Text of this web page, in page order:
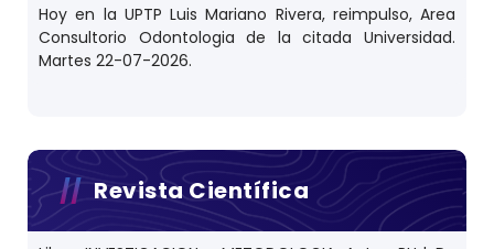
Hoy en la UPTP Luis Mariano Rivera, reimpulso, Area
Consultorio Odontologia de la citada Universidad.
Martes 22-07-2026.
Revista Científica